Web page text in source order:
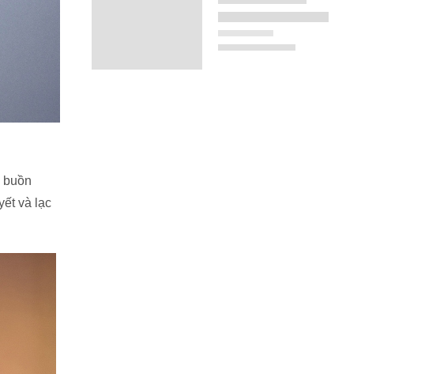
và lạc